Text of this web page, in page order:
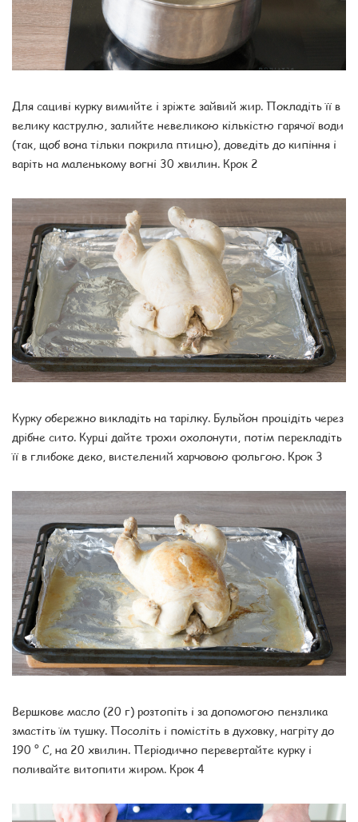
Для сациві курку вимийте і зріжте зайвий жир. Покладіть її в
велику каструлю, залийте невеликою кількістю гарячої води
(так, щоб вона тільки покрила птицю), доведіть до кипіння і
варіть на маленькому вогні 30 хвилин. Крок 2
Курку обережно викладіть на тарілку. Бульйон процідіть через
дрібне сито. Курці дайте трохи охолонути, потім перекладіть
її в глибоке деко, вистелений харчовою фольгою. Крок 3
Вершкове масло (20 г) розтопіть і за допомогою пензлика
змастіть їм тушку. Посоліть і помістіть в духовку, нагріту до
190 ° C, на 20 хвилин. Періодично перевертайте курку і
поливайте витопити жиром. Крок 4